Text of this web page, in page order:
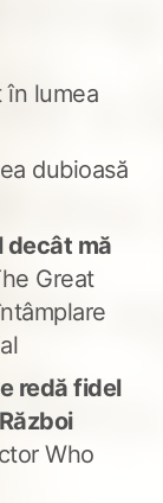
în lumea
dubioasă
decât mă
Great
redă fidel
Who